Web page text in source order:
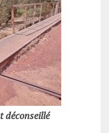
déconseillé